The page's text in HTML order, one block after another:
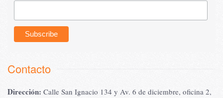
Contacto
Dirección: Calle San Ignacio 134 y Av. 6 de diciembre, oficina 2,